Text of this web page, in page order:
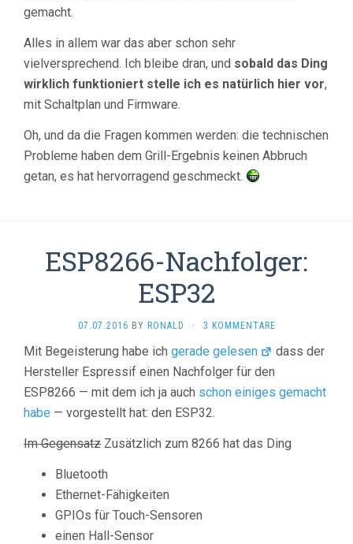
gemacht.
Alles in allem war das aber schon sehr
vielversprechend. Ich bleibe dran, und sobald das Ding
wirklich funktioniert stelle ich es natürlich hier vor,
mit Schaltplan und Firmware.
Oh, und da die Fragen kommen werden: die technischen
Probleme haben dem Grill-Ergebnis keinen Abbruch
getan, es hat hervorragend geschmeckt.
ESP8266-Nachfolger:
ESP32
07.07.2016 BY RONALD · 3 KOMMENTARE
Mit Begeisterung habe ich gerade gelesen
dass der
Hersteller Espressif einen Nachfolger für den
ESP8266 — mit dem ich ja auch schon einiges gemacht
habe — vorgestellt hat: den ESP32.
Im Gegensatz Zusätzlich zum 8266 hat das Ding
Bluetooth
Ethernet-Fähigkeiten
GPIOs für Touch-Sensoren
einen Hall-Sensor